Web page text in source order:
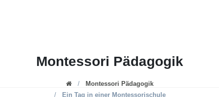
Montessori Pädagogik
Montessori Pädagogik
Ein Tag in einer Montessorischule